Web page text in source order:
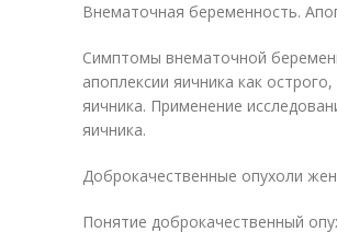
Внематочная беременность.
Симптомы внематочной
апоплексии яичника как
яичника. Применение
яичника.
Доброкачественные опухоли
Понятие доброкачественный